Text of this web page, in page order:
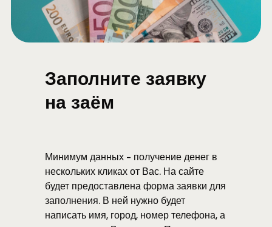
Минимум данных - получение денег в
нескольких кликах от Вас. На сайте
будет предоставлена форма заявки для
заполнения. В ней нужно будет
написать имя, город, номер телефона, а
Заполните заявку
на заём